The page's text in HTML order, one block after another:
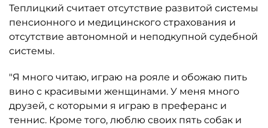
Теплицкий считает отсутствие развитой системы
пенсионного и медицинского страхования и
отсутствие автономной и неподкупной судебной
системы.
"Я много читаю, играю на рояле и обожаю пить
вино с красивыми женщинами. У меня много
друзей, с которыми я играю в преферанс и
теннис. Кроме того, люблю своих пять собак и